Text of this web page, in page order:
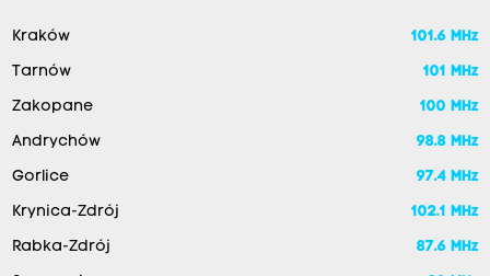
Kraków 101.6 MHz
Tarnów 101 MHz
Zakopane 100 MHz
Andrychów 98.8 MHz
Gorlice 97.4 MHz
Krynica-Zdrój 102.1 MHz
Rabka-Zdrój 87.6 MHz